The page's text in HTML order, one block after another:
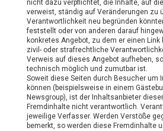
nicht dazu verpflichtet, die Inhalte, auf
verweist, ständig auf Veränderungen zu
Verantwortlichkeit neu begründen
feststellt oder von anderen darauf
konkretes Angebot, zu dem er einen
zivil- oder strafrechtliche
Verweis auf dieses Angebot aufheben,
technisch möglich und zumutbar ist.
Soweit diese Seiten durch Besucher um
können (beispielsweise in einem
Newsgroup), ist der Inhaltsanbieter
Fremdinhalte nicht verantwortlich.
jeweilige Verfasser. Werden Verstöße
bemerkt, so werden diese Fremdinhalte